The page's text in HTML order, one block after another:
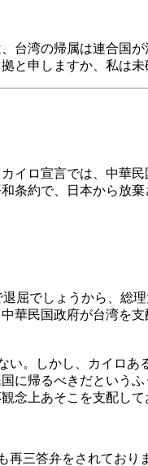
湾の帰属は連合国
申しますか、私は
イロ宣言では、中華
条約で、日本から放
屈でしょうから、総
華民国政府が台湾を
。しかし、カイロあ
に帰るべきだという
念上あそこを支配して
三答弁をされており